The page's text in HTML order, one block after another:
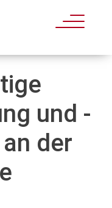
und -
der